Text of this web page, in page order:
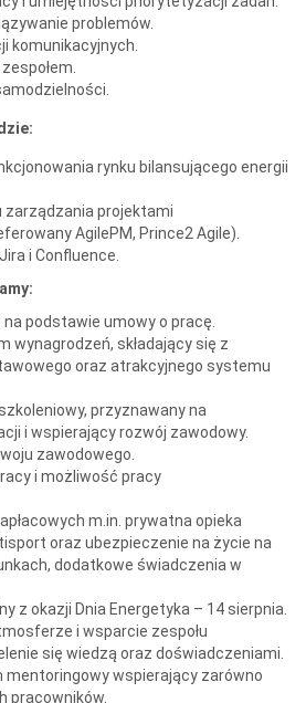
problemów.
komunikacyjnych.
rynku bilansującego energii
projektami
AgilePM, Prince2 Agile).
i Confluence.
podstawie umowy o pracę.
wynagrodzeń, składający się z
oraz atrakcyjnego systemu
przyznawany na
i wspierający rozwój zawodowy.
zawodowego.
i możliwość pracy
m.in. prywatna opieka
oraz ubezpieczenie na życie na
dodatkowe świadczenia w
z okazji Dnia Energetyka – 14 sierpnia.
i wsparcie zespołu
się wiedzą oraz doświadczeniami.
mentoringowy wspierający zarówno
pracowników.